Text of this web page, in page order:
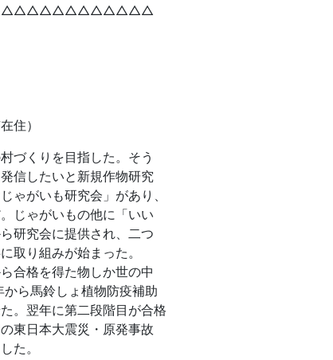
住）
づくりを目指した。そう
信したいと新規作物研究
ゃがいも研究会」があり、
じゃがいもの他に「いい
研究会に提供され、二つ
取り組みが始まった。
合格を得た物しか世の中
ら馬鈴しょ植物防疫補助
。翌年に第二段階目が合格
東日本大震災・原発事故
た。